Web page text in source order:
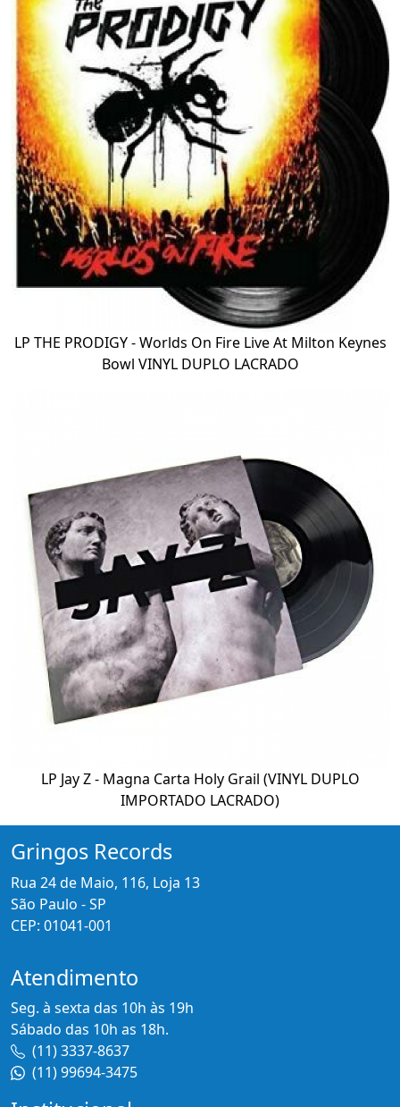
LP THE PRODIGY - Worlds On Fire Live At Milton Keynes
Bowl VINYL DUPLO LACRADO
LP Jay Z - Magna Carta Holy Grail (VINYL DUPLO
IMPORTADO LACRADO)
Gringos Records
Rua 24 de Maio, 116, Loja 13
São Paulo - SP
CEP: 01041-001
Atendimento
Seg. à sexta das 10h às 19h
Sábado das 10h as 18h.
(11) 3337-8637
(11) 99694-3475